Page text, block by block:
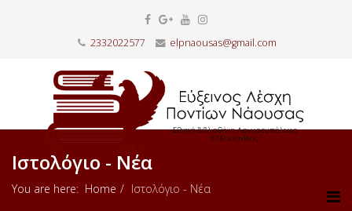
2332022577 elpnaousas@gmail.com
Ιστολόγιο - Νέα
You are here: Home Ιστολόγιο - Νέα